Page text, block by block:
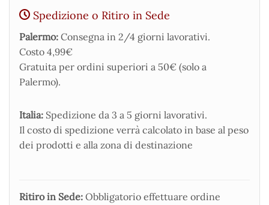
Spedizione o Ritiro in Sede
Palermo: Consegna in 2/4 giorni lavorativi.
Costo 4,99€
Gratuita per ordini superiori a 50€ (solo a
Palermo).
Italia: Spedizione da 3 a 5 giorni lavorativi.
Il costo di spedizione verrà calcolato in base al peso
dei prodotti e alla zona di destinazione
Ritiro in Sede: Obbligatorio effettuare ordine